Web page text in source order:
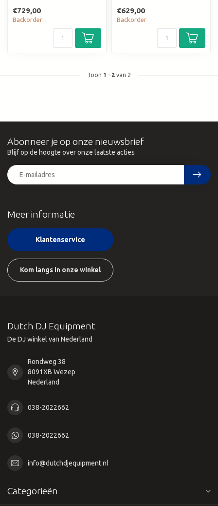
€729,00
Backorder
€629,00
Backorder
Toon 1 - 2 van 2
Meer informatie
Klantenservice
Kom langs in onze winkel
Abonneer je op onze nieuwsbrief
Blijf op de hoogte over onze laatste acties
Dutch DJ Equipment
De DJ winkel van Nederland
Rondweg 38
8091XB Wezep
Nederland
038-2022662
038-2022662
info@dutchdjequipment.nl
Categorieën